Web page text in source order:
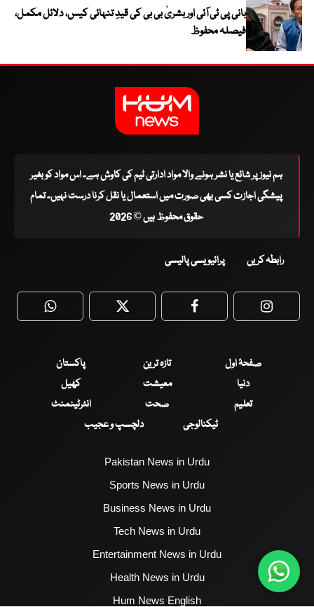
بانی پی ٹی آئی اور بشریٰ بی بی کی قیدِ تنہائی کیس، دلائل مکمل،
فیصلہ محفوظ
ہم نیوز پر شائع یا نشر ہونے والا مواد ادارتی ٹیم کی کاوش ہے۔ اس مواد کو بغیر
پیشگی اجازت کسی بھی صورت میں استعمال یا نقل کرنا درست نہیں۔ تمام
حقوق محفوظ ہیں © 2026
رابطہ کریں پرائیویسی پالیسی
WhatsApp Twitter Facebook
صفحۂ اول تازہ ترین
پاکستان
دنیا
معیشت
کھیل
تعلیم
صحت
انٹرٹینمنٹ
ٹیکنالوجی
دلچسپ و عجیب
Pakistan News in Urdu
Sports News in Urdu
Business News in Urdu
Tech News in Urdu
Entertainment News in Urdu
Health News in Urdu
Hum News English